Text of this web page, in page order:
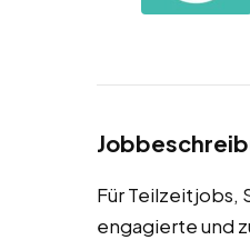
Für Teilzeitjobs,
engagierte und